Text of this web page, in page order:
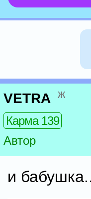
VETRA ж
Карма 139
Автор
и